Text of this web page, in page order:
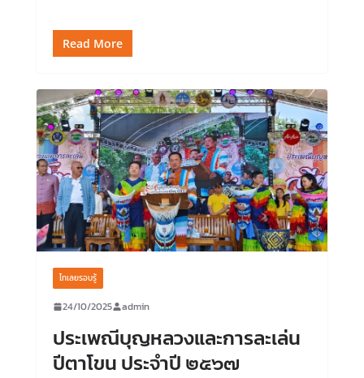
Read More
ไทเลยรอบรู้
24/10/2025 admin
ประเพณีบุญหลวงและการละเล่น
ปีตาโขน ประจำปี ๒๕๖๗